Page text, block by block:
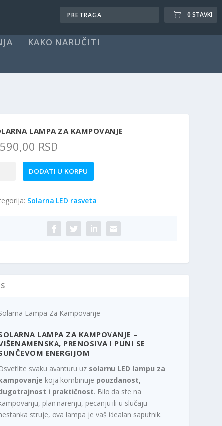
0 STAVKI
KAKO NARUČITI
LAMPA ZA KAMPOVANJE
RSD
DODATI U KORPU
Solarna LED rasveta
Lampa Za Kampovanje
LAMPA ZA KAMPOVANJE –
PRENOSIVA I PUNI SE
ENERGIJOM
svaku avanturu uz solarnu LED lampu za
koja kombinuje pouzdanost,
i praktičnost. Bilo da ste na
planinarenju, pecanju ili u slučaju
struje, ova lampa je vaš idealan saputnik.